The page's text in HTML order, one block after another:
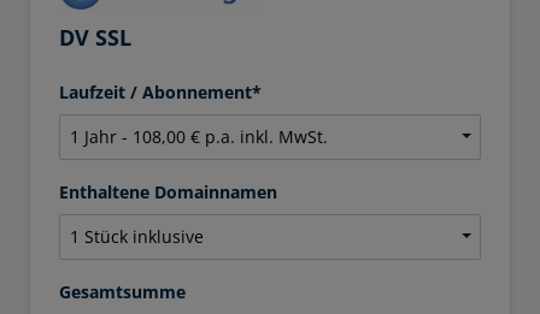
DV SSL
Laufzeit / Abonnement*
Enthaltene Domainnamen
Gesamtsumme